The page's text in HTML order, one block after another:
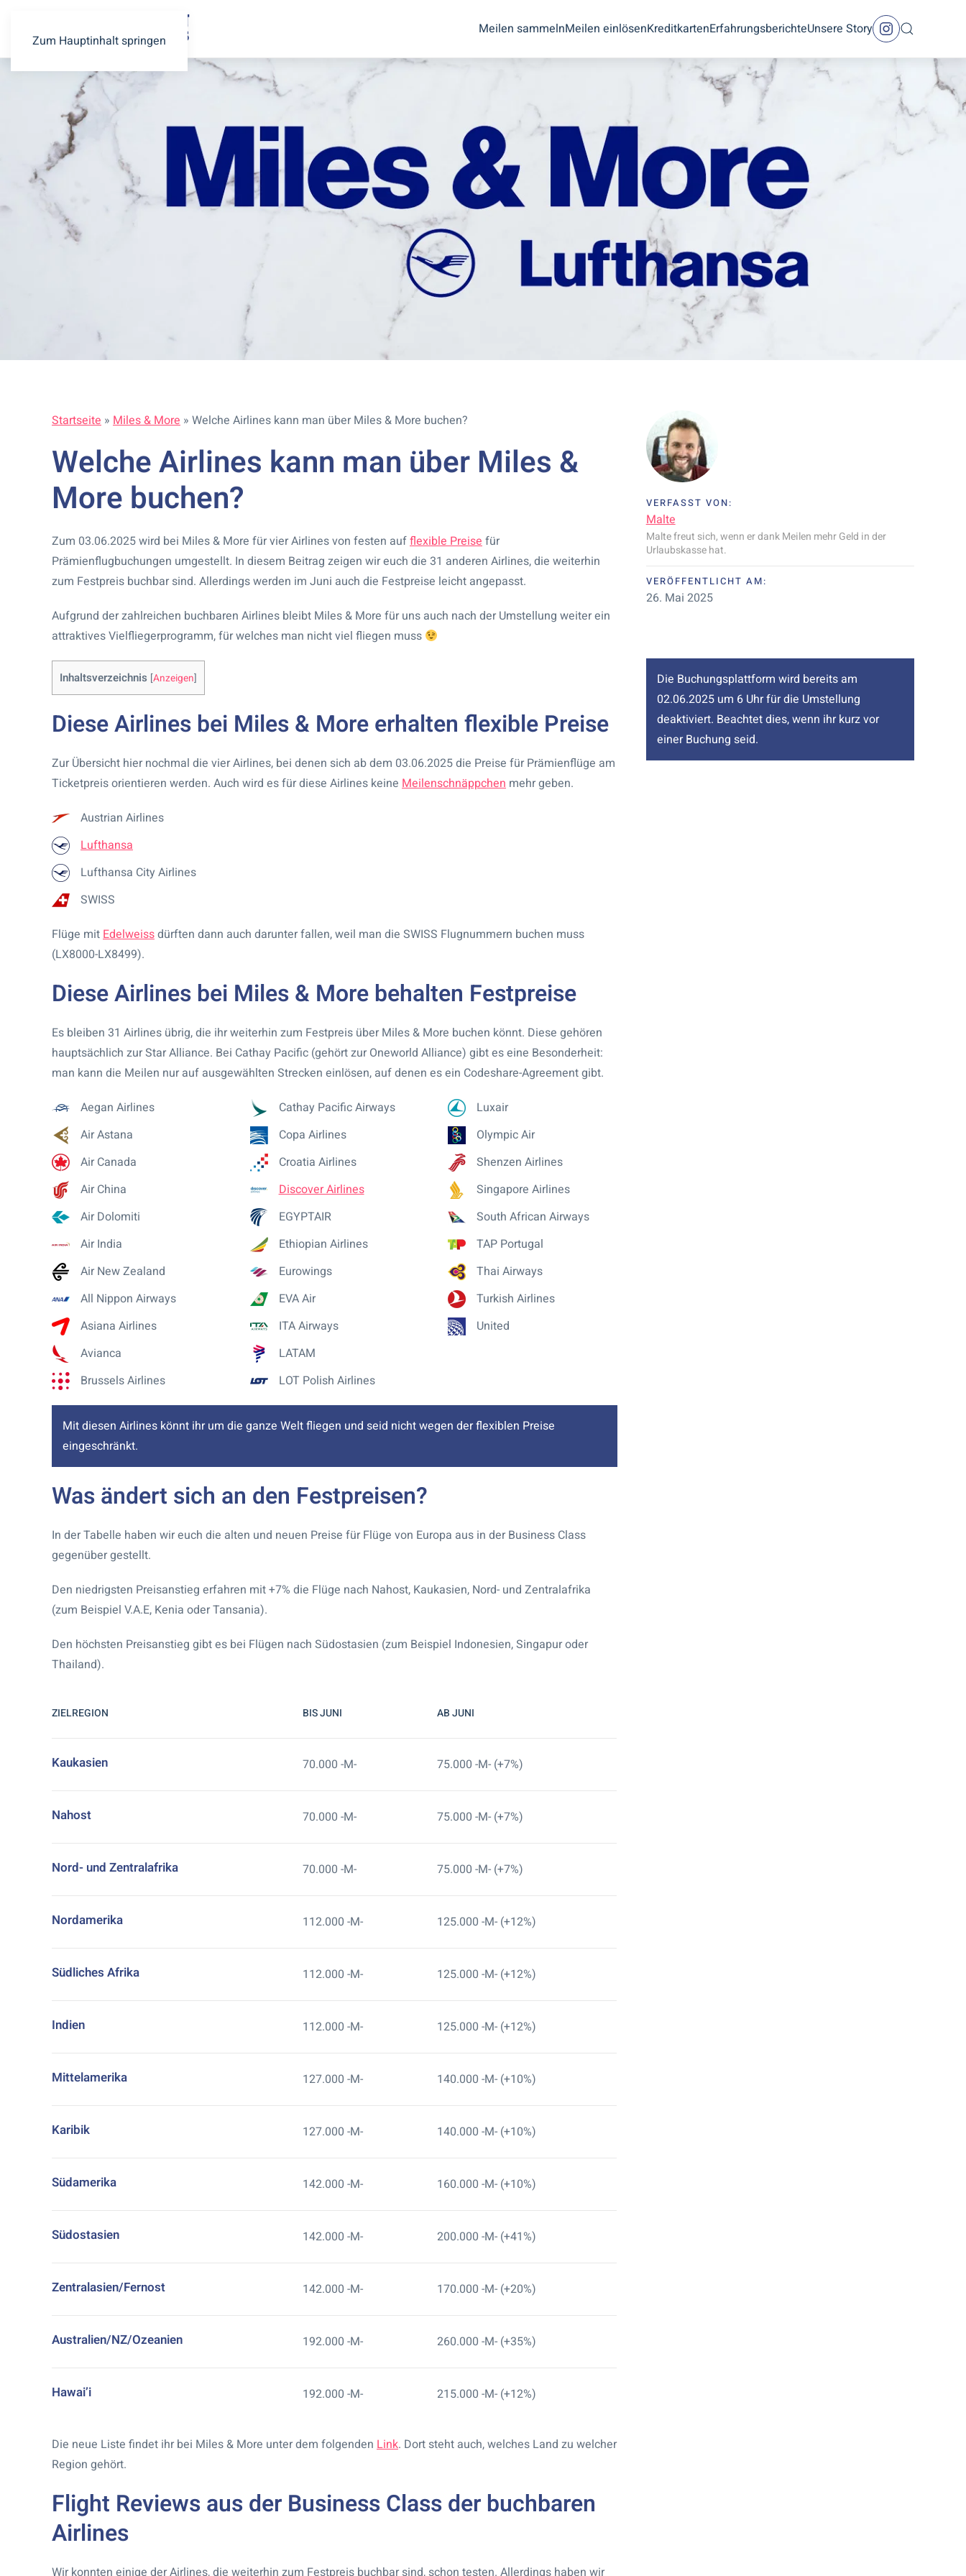
Zum Hauptinhalt springen
Meilen sammelnMeilen einlösenKreditkartenErfahrungsberichteUnsere Story
Startseite » Miles & More » Welche Airlines kann man über Miles & More buchen?
Welche Airlines kann man über Miles &
More buchen?
Zum 03.06.2025 wird bei Miles & More für vier Airlines von festen aufflexible Preisefür
Prämienflugbuchungen umgestellt. In diesem Beitrag zeigen wir euch die 31 anderen Airlines, die weiterhin
zum Festpreis buchbar sind. Allerdings werden im Juni auch die Festpreise leicht angepasst.
Aufgrund der zahlreichen buchbaren Airlines bleibt Miles & More für uns auch nach der Umstellung weiter ein
attraktives Vielfliegerprogramm, für welches man nicht viel fliegen muss
Inhaltsverzeichnis [Anzeigen]
Diese Airlines bei Miles & More erhalten flexible Preise
Zur Übersicht hier nochmal die vier Airlines, bei denen sich ab dem 03.06.2025 die Preise für Prämienflüge am
Ticketpreis orientieren werden. Auch wird es für diese Airlines keine Meilenschnäppchen mehr geben.
Austrian Airlines
Lufthansa
Lufthansa City Airlines
SWISS
Flüge mitEdelweissdürften dann auch darunter fallen, weil man die SWISS Flugnummern buchen muss
(LX8000-LX8499).
Diese Airlines bei Miles & More behalten Festpreise
Es bleiben 31 Airlines übrig, die ihr weiterhin zum Festpreis über Miles & More buchen könnt. Diese gehören
hauptsächlich zur Star Alliance. Bei Cathay Pacific (gehört zur Oneworld Alliance) gibt es eine Besonderheit:
man kann die Meilen nur auf ausgewählten Strecken einlösen, auf denen es ein Codeshare-Agreement gibt.
Aegan Airlines
Air Astana
Air Canada
Air China
Air Dolomiti
Air India
Air New Zealand
All Nippon Airways
Asiana Airlines
Avianca
Brussels Airlines
Cathay Pacific Airways
Copa Airlines
Croatia Airlines
Discover Airlines
EGYPTAIR
Ethiopian Airlines
Eurowings
EVA Air
ITA Airways
LATAM
LOT Polish Airlines
Luxair
Olympic Air
Shenzen Airlines
Singapore Airlines
South African Airways
TAP Portugal
Thai Airways
Turkish Airlines
United
Mit diesen Airlines könnt ihr um die ganze Welt fliegen und seid nicht wegen der flexiblen Preise
eingeschränkt.
Was ändert sich an den Festpreisen?
In der Tabelle haben wir euch die alten und neuen Preise für Flüge von Europa aus in der Business Class
gegenüber gestellt.
Den niedrigsten Preisanstieg erfahren mit +7% die Flüge nach Nahost, Kaukasien, Nord- und Zentralafrika
(zum Beispiel V.A.E, Kenia oder Tansania).
Den höchsten Preisanstieg gibt es bei Flügen nach Südostasien (zum Beispiel Indonesien, Singapur oder
Thailand).
ZIELREGION BIS JUNI AB JUNI
Kaukasien 70.000 -M- 75.000 -M- (+7%)
Nahost 70.000 -M- 75.000 -M- (+7%)
Nord- und Zentralafrika 70.000 -M- 75.000 -M- (+7%)
Nordamerika 112.000 -M- 125.000 -M- (+12%)
Südliches Afrika 112.000 -M- 125.000 -M- (+12%)
Indien 112.000 -M- 125.000 -M- (+12%)
Mittelamerika 127.000 -M- 140.000 -M- (+10%)
Karibik 127.000 -M- 140.000 -M- (+10%)
Südamerika 142.000 -M- 160.000 -M- (+10%)
Südostasien 142.000 -M- 200.000 -M- (+41%)
Zentralasien/Fernost 142.000 -M- 170.000 -M- (+20%)
Australien/NZ/Ozeanien 192.000 -M- 260.000 -M- (+35%)
Hawai’i 192.000 -M- 215.000 -M- (+12%)
Die neue Liste findet ihr bei Miles & More unter dem folgenden Link. Dort steht auch, welches Land zu welcher
Region gehört.
Flight Reviews aus der Business Class der buchbaren
Airlines
Wir konnten einige der Airlines, die weiterhin zum Festpreis buchbar sind, schon testen. Allerdings haben wir
VERFASST VON:
Malte
Malte freut sich, wenn er dank Meilen mehr Geld in der
Urlaubskasse hat.
VERÖFFENTLICHT AM:
26. Mai 2025
Die Buchungsplattform wird bereits am
02.06.2025 um 6 Uhr für die Umstellung
deaktiviert. Beachtet dies, wenn ihr kurz vor
einer Buchung seid.